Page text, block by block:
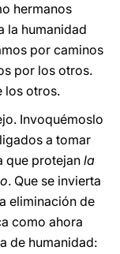
hermanos
la humanidad
por caminos
por los otros.
los otros.
Invoquémoslo
a tomar
que protejan la
. Que se invierta
eliminación de
como ahora
de humanidad: